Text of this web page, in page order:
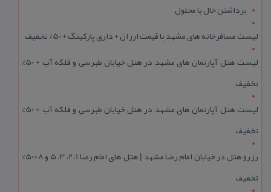
برداشتن خال با محلول
لیست مسافرخانه های مشهد با قیمت ارزان + داری پارکینگ + 50% تخفیف
لیست هتل آپارتمان های مشهد در هتل خیابان طبرسی و فلکه آب + 50%
تخفیف
لیست هتل آپارتمان های مشهد در هتل خیابان طبرسی و فلکه آب + 50%
تخفیف
رزرو هتل در خیابان امام رضا مشهد | هتل‌ های امام رضا 1، 2، 3، 5 و 8+50%
تخفیف